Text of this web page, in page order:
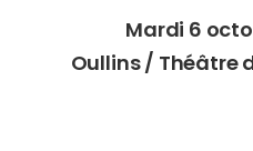
Mardi 6
Oullins / Théâtre